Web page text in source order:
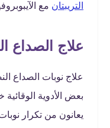
التريبتان مع
علاج الصداع
علاج نوبات الصداع
بعض الأدوية
يعانون من تكرار